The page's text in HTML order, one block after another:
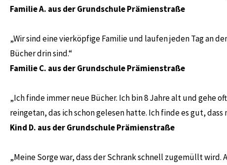
Familie A. aus der Grundschule Prämienstraße
„Wir sind eine vierköpfige Familie und laufen jeden Tag an
Bücher drin sind.“
Familie C. aus der Grundschule Prämienstraße
„Ich finde immer neue Bücher. Ich bin 8 Jahre alt und gehe
reingetan, das ich schon gelesen hatte. Ich finde es gut,
Kind D. aus der Grundschule Prämienstraße
„Meine Sorge war, dass der Schrank schnell zugemüllt